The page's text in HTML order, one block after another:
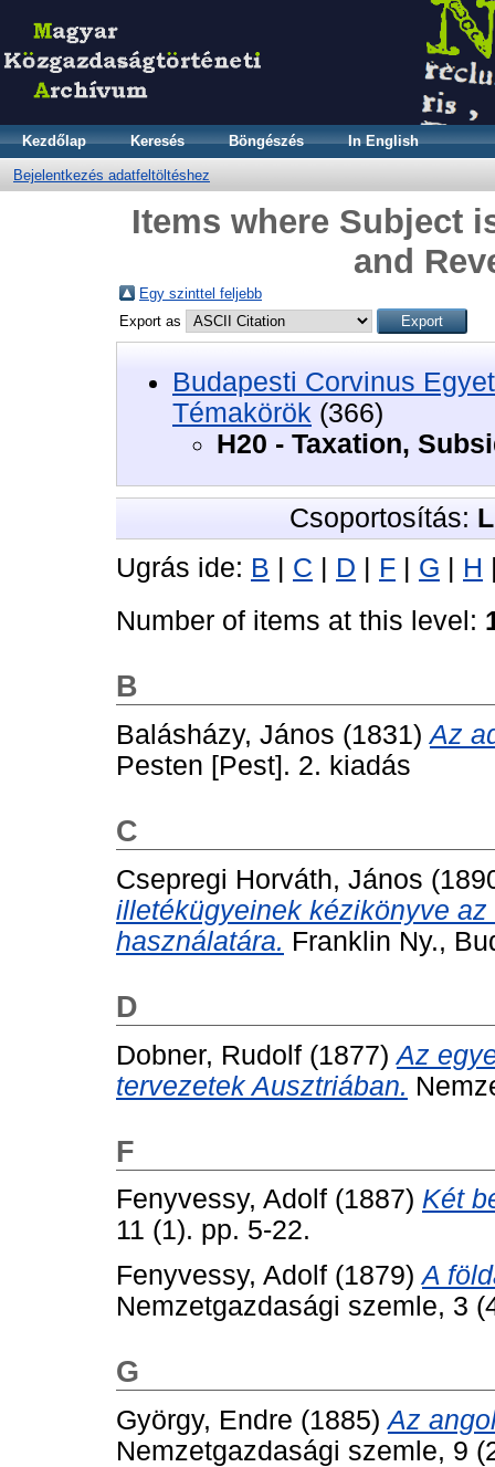
Kezdőlap Keresés Böngészés In English
Bejelentkezés adatfeltöltéshez
Items where Subject
and
Egy szinttel feljebb
Export as
Budapesti Corvinus
Témakörök (366)
H20 - Taxation,
Csoportosítás:
Ugrás ide: B C D F G H
Number of items at this level:
B
Balásházy, János (1831)Az
Pesten [Pest]. 2. kiadás
C
Csepregi Horváth, János
illetékügyeinek kézikönyve
használatára. Franklin Ny.,
D
Dobner, Rudolf (1877)Az
tervezetek Ausztriában.
F
Fenyvessy, Adolf (1887) Két
11 (1). pp. 5-22.
Fenyvessy, Adolf (1879)A
Nemzetgazdasági szemle, 3
G
György, Endre (1885)Az
Nemzetgazdasági szemle, 9